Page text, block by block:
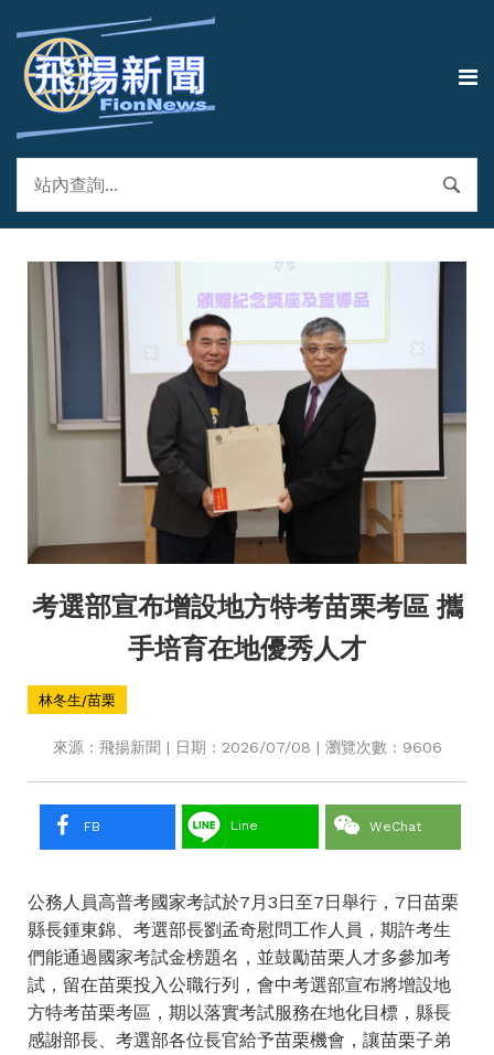
考選部宣布增設地方特考苗栗考區 攜
手培育在地優秀人才
林冬生/苗栗
來源：飛揚新聞 | 日期：2026/07/08 | 瀏覽次數：9606
FB Line WeChat
公務人員高普考國家考試於7月3日至7日舉行，7日苗栗
縣長鍾東錦、考選部長劉孟奇慰問工作人員，期許考生
們能通過國家考試金榜題名，並鼓勵苗栗人才多參加考
試，留在苗栗投入公職行列，會中考選部宣布將增設地
方特考苗栗考區，期以落實考試服務在地化目標，縣長
感謝部長、考選部各位長官給予苗栗機會，讓苗栗子弟